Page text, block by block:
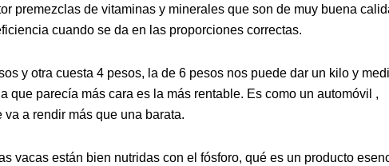
premezclas de vitaminas y minerales que son de muy buena
cuando se da en las proporciones correctas.
y otra cuesta 4 pesos, la de 6 pesos nos puede dar un kilo y
que parecía más cara es la más rentable. Es como un automóvil ,
a rendir más que una barata.
vacas están bien nutridas con el fósforo, qué es un producto